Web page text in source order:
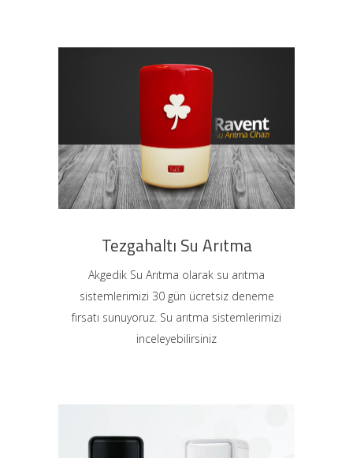
Tezgahaltı Su Arıtma
Akgedik Su Arıtma olarak su arıtma
sistemlerimizi 30 gün ücretsiz deneme
fırsatı sunuyoruz. Su arıtma sistemlerimizi
inceleyebilirsiniz